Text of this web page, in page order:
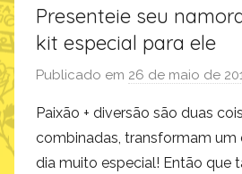
Blog
Imaginarium
Presenteie seu
kit especial para ele
Publicado em 26 de maio de
Paixão + diversão são duas
combinadas, transformam um
dia muito especial! Então que